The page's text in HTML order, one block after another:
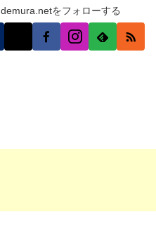
demura.netをフォローする